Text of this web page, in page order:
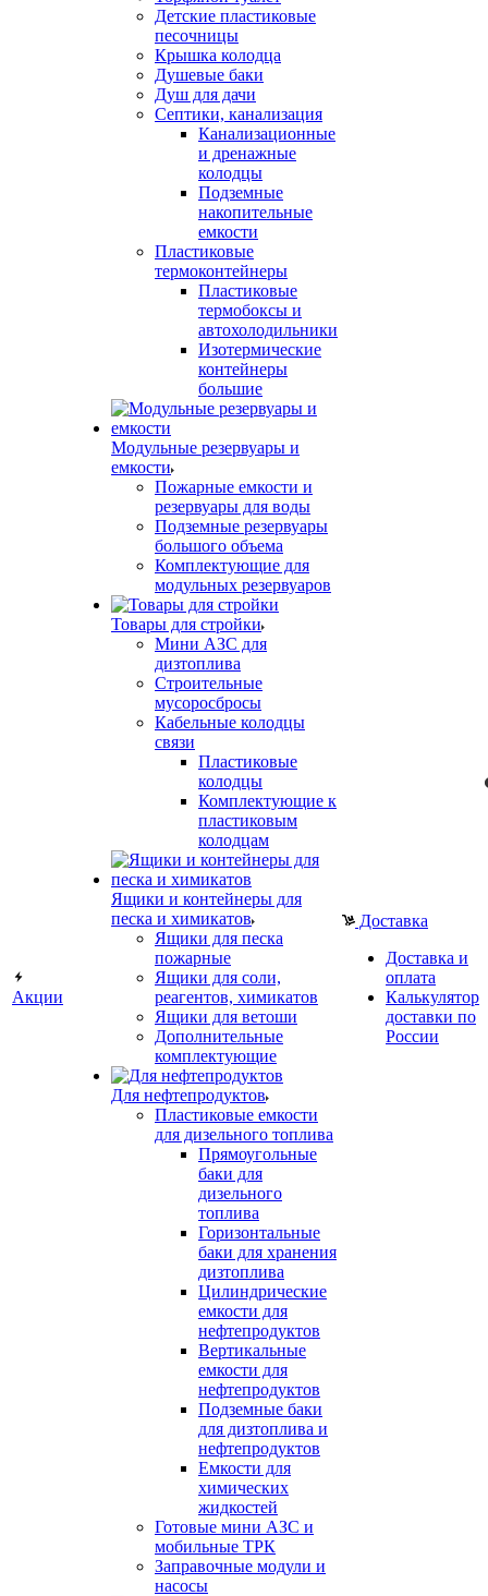
Акции
Детские пластиковые
песочницы
Крышка колодца
Душевые баки
Душ для дачи
Септики, канализация
Канализационные
и дренажные
колодцы
Подземные
накопительные
емкости
Пластиковые
термоконтейнеры
Пластиковые
термобоксы и
автохолодильники
Изотермические
контейнеры
большие
Модульные резервуары и
емкости
Пожарные емкости и
резервуары для воды
Подземные резервуары
большого объема
Комплектующие для
модульных резервуаров
Товары для стройки
Мини АЗС для
дизтоплива
Строительные
мусоросбросы
Кабельные колодцы
связи
Пластиковые
колодцы
Комплектующие к
пластиковым
колодцам
Ящики и контейнеры для
песка и химикатов
Ящики для песка
пожарные
Ящики для соли,
реагентов, химикатов
Ящики для ветоши
Дополнительные
комплектующие
Для нефтепродуктов
Пластиковые емкости
для дизельного топлива
Прямоугольные
баки для
дизельного
топлива
Горизонтальные
баки для хранения
дизтоплива
Цилиндрические
емкости для
нефтепродуктов
Вертикальные
емкости для
нефтепродуктов
Подземные баки
для дизтоплива и
нефтепродуктов
Емкости для
химических
жидкостей
Готовые мини АЗС и
мобильные ТРК
Заправочные модули и
насосы
Доставка
Доставка и
оплата
Калькулятор
доставки по
России